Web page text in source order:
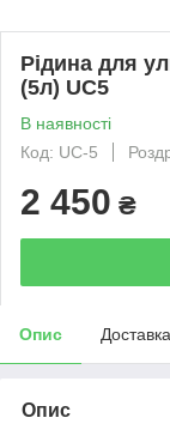
Рідина для
(5л) UC5
В наявності
Код: UC-5
2 450 ₴
Опис Доставка
Опис